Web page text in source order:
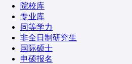
院校库
专业库
同等学力
非全日制研究生
国际硕士
申硕报名